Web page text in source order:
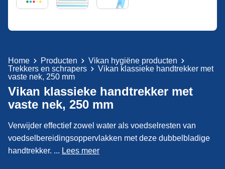
Home Producten
Vikan hygiëne producten
Trekkers en schrapers
Vikan klassieke handtrekker met
vaste nek, 250 mm
Vikan klassieke handtrekker met
vaste nek, 250 mm
Verwijder effectief zowel water als voedselresten van
voedselbereidingsoppervlakken met deze dubbelbladige
handtrekker. ... Lees meer